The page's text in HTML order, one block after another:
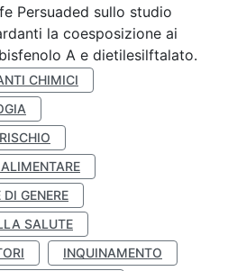
Persuaded sullo studio
la coesposizione ai
A e dietilesilftalato.
CHIMICI
DI GENERE
SALUTE
INQUINAMENTO